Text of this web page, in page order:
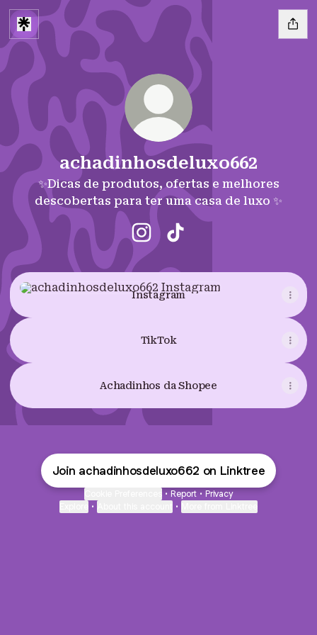
achadinhosdeluxo662
✨Dicas de produtos, ofertas e melhores
descobertas para ter uma casa de luxo ✨
achadinhosdeluxo662
Instagram
Instagram
TikTok
Achadinhos da Shopee
Join achadinhosdeluxo662 on Linktree
• Report • Privacy
• •